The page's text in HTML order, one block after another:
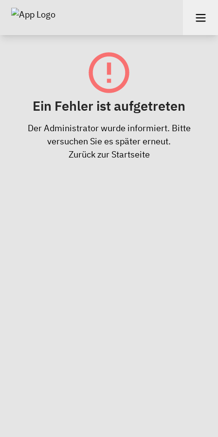
Ein Fehler ist aufgetreten
Der Administrator wurde informiert. Bitte
versuchen Sie es später erneut.
Zurück zur Startseite